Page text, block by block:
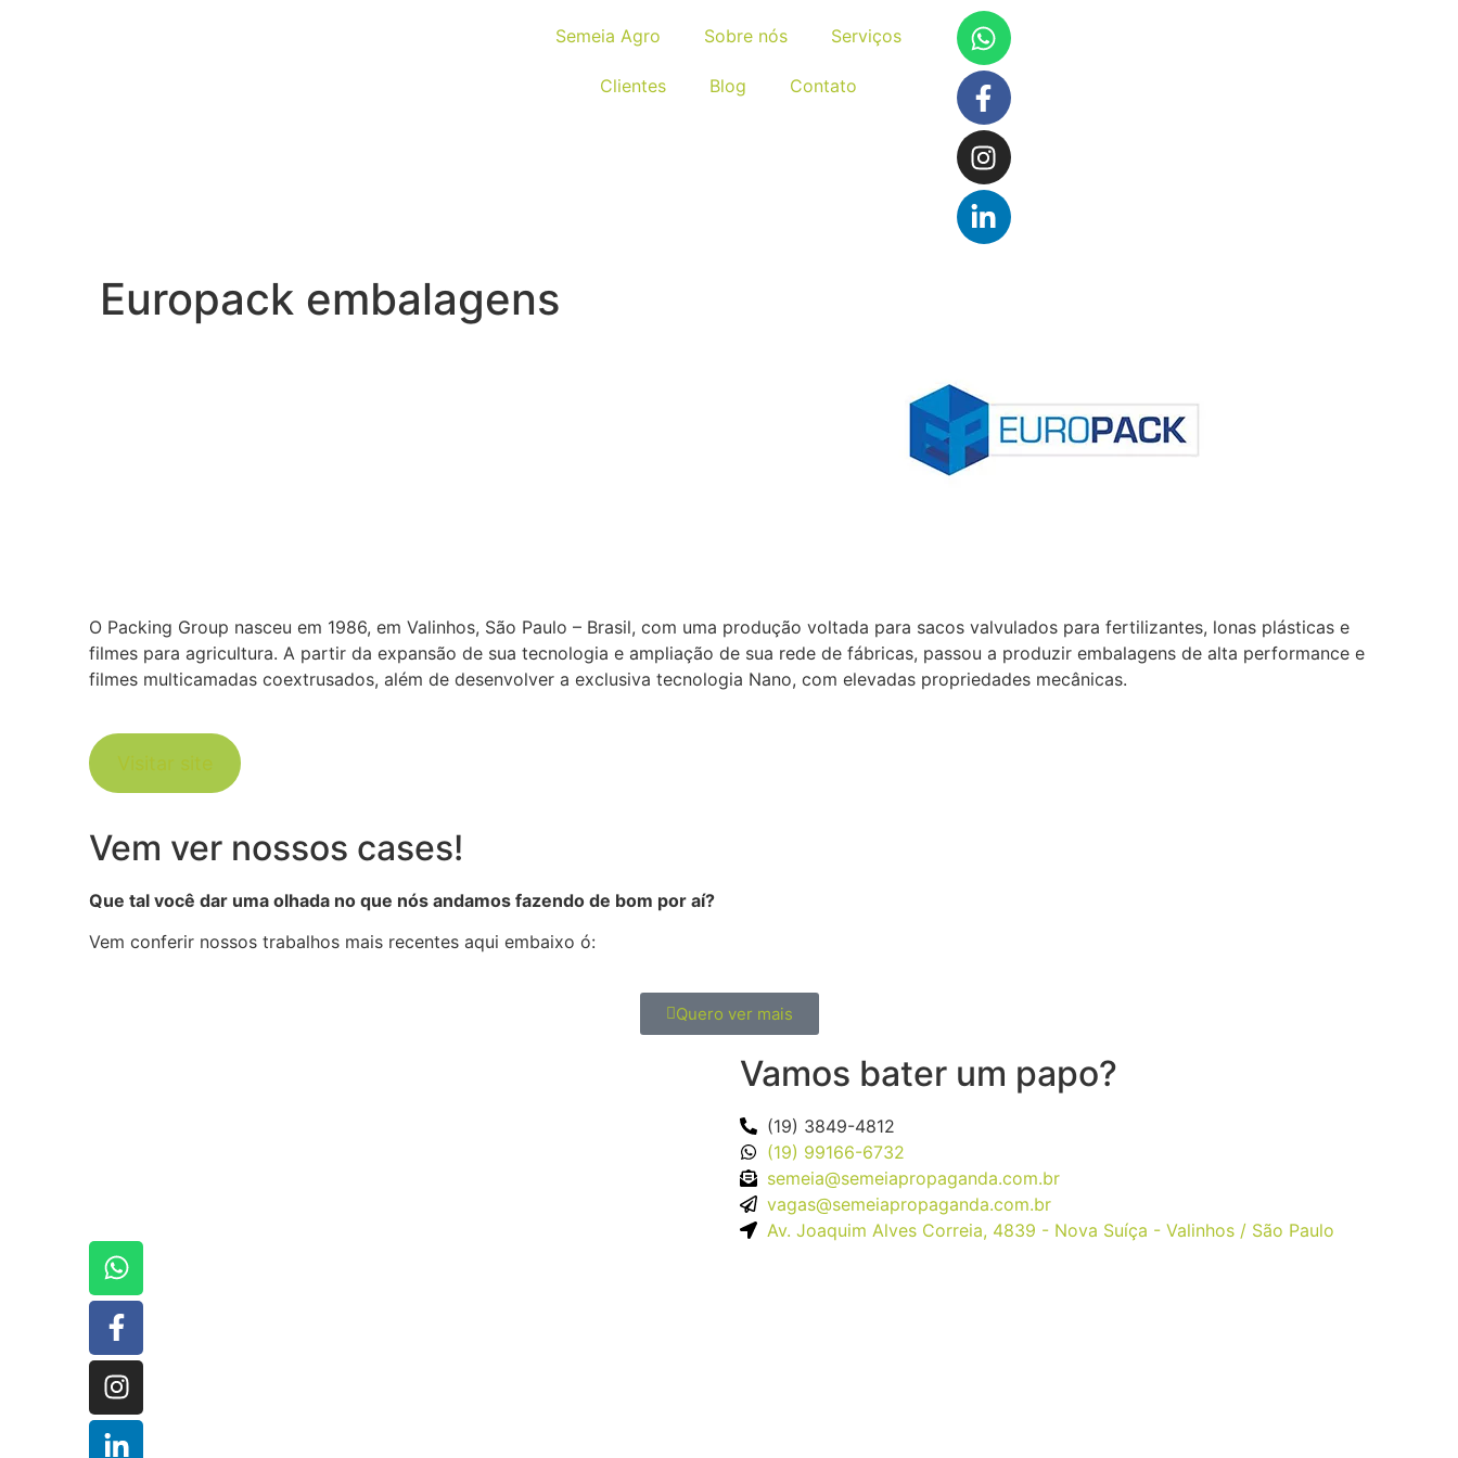
Semeia Agro Sobre nós Serviços
Clientes Blog Contato
Europack embalagens
O Packing Group nasceu em 1986, em Valinhos, São Paulo – Brasil, com uma produção voltada para sacos valvulados para fertilizantes, lonas plásticas e
filmes para agricultura. A partir da expansão de sua tecnologia e ampliação de sua rede de fábricas, passou a produzir embalagens de alta performance e
filmes multicamadas coextrusados, além de desenvolver a exclusiva tecnologia Nano, com elevadas propriedades mecânicas.
Visitar site
Vem ver nossos cases!
Que tal você dar uma olhada no que nós andamos fazendo de bom por aí?
Vem conferir nossos trabalhos mais recentes aqui embaixo ó:
Quero ver mais
Vamos bater um papo?
(19) 3849-4812​
(19) 99166-6732
semeia@semeiapropaganda.com.br​
vagas@semeiapropaganda.com.br​
Av. Joaquim Alves Correia, 4839 - Nova Suíça - Valinhos / São Paulo